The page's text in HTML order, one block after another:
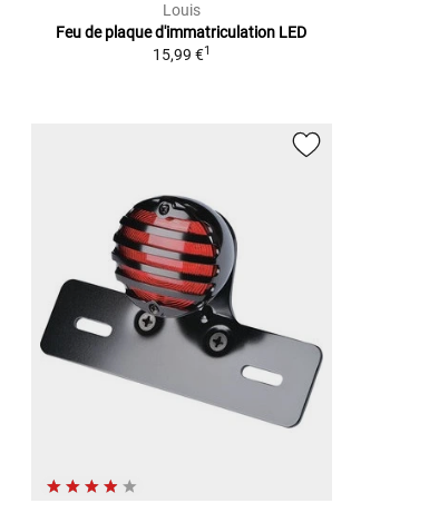
Louis
Feu de plaque d'immatriculation LED
15,99 €1